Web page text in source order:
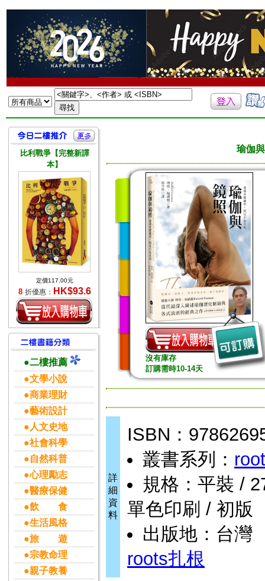
比利戰爭【完整新譯
本】
定價117.00元
8 折優惠： HK$93.6
●二樓推薦
●文學小說
●商業理財
●藝術設計
●人文史地
●社會科學
●自然科普
●心理勵志
●醫療保健
●飲 食
●生活風格
●旅 遊
●宗教命理
●親子教養
瑜伽
沒有庫存
訂購需時10-14天
詳
細
資
料
ISBN：
叢書系列：
規格：平裝 /
單色印刷 / 初版
出版地：台灣
roots扎根